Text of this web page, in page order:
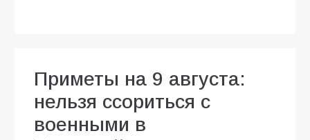
Приметы на 9 августа:
нельзя ссориться с
военными в